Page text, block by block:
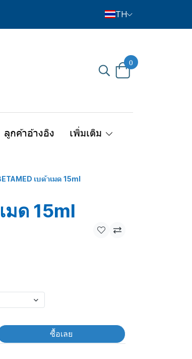
TH
0
ลูกค้าอ้างอิง เพิ่มเติม
เบต้าเมด 15ml
มด 15ml
ซื้อเลย